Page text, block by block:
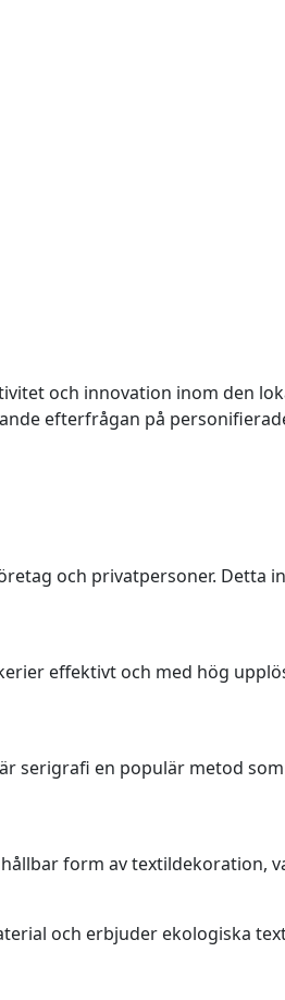
och innovation inom den
efterfrågan på
och privatpersoner. Detta
effektivt och med hög
serigrafi en populär metod
form av textildekoration,
och erbjuder ekologiska